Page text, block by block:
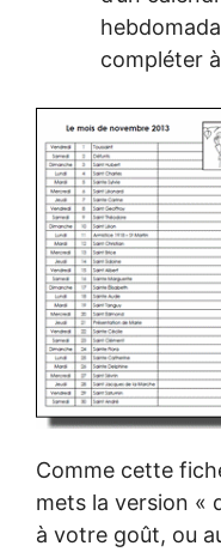
compléter
Comme cette
mets la version «
à votre goût, ou